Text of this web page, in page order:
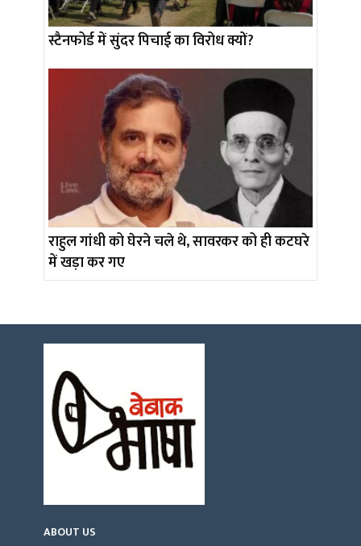
स्टैनफोर्ड में सुंदर पिचाई का विरोध क्यों?
राहुल गांधी को घेरने चले थे, सावरकर को ही कटघरे
में खड़ा कर गए
ABOUT US